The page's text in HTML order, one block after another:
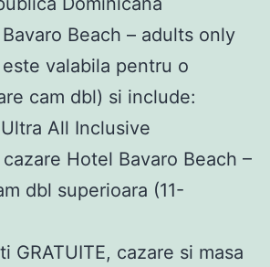
Beach – adults only
valabila pentru o
cam dbl) si include:
All Inclusive
Hotel Bavaro Beach –
dbl superioara (11-
GRATUITE, cazare si masa